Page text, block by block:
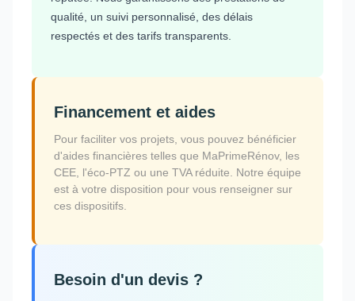
qualité, un suivi personnalisé, des délais
respectés et des tarifs transparents.
Financement et aides
Pour faciliter vos projets, vous pouvez bénéficier
d'aides financières telles que MaPrimeRénov, les
CEE, l'éco-PTZ ou une TVA réduite. Notre équipe
est à votre disposition pour vous renseigner sur
ces dispositifs.
Besoin d'un devis ?